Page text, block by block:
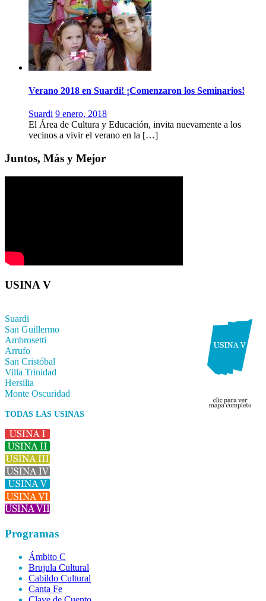
Verano 2018 en Suardi! ¡Comenzaron los Seminarios!
Suardi 9 enero, 2018
El Área de Cultura y Educación, invita nuevamente a los
vecinos a vivir el verano en la […]
Juntos, Más y Mejor
USINA V
Suardi
San Guillermo
Ambrosetti
Arrufo
San Cristóbal
Villa Trinidad
Hersilia
Monte Oscuridad
TODAS LAS USINAS
Programas
Ámbito C
Brujula Cultural
Cabildo Cultural
Canta Fe